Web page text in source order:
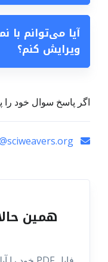
ویرایش کنم؟
اگر پاسخ سوال خود را